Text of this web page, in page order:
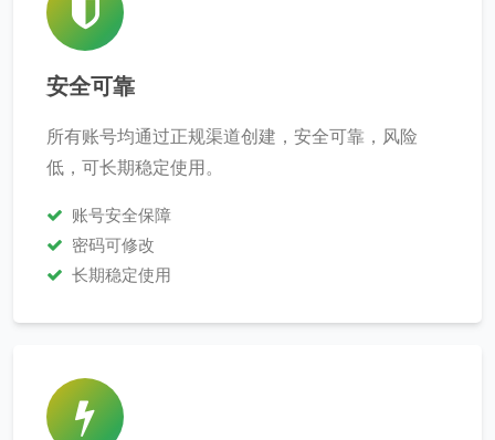
安全可靠
所有账号均通过正规渠道创建，安全可靠，风险
低，可长期稳定使用。
账号安全保障
密码可修改
长期稳定使用